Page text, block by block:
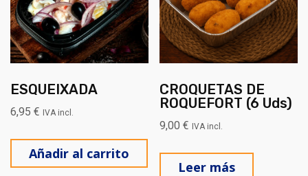
ESQUEIXADA
6,95 € IVA incl.
Añadir al carrito
CROQUETAS DE
ROQUEFORT (6 Uds)
9,00€ IVA incl.
Leer más